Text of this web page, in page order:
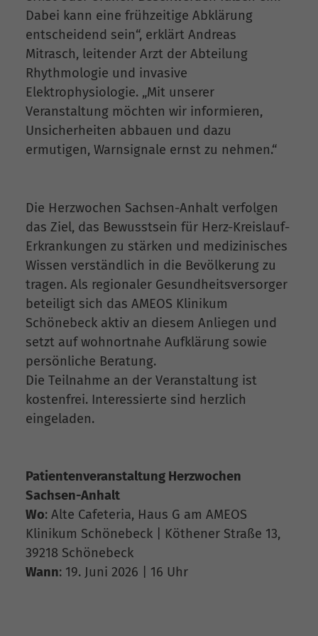
Dabei kann eine frühzeitige Abklärung
entscheidend sein“, erklärt Andreas
Mitrasch, leitender Arzt der Abteilung
Rhythmologie und invasive
Elektrophysiologie. „Mit unserer
Veranstaltung möchten wir informieren,
Unsicherheiten abbauen und dazu
ermutigen, Warnsignale ernst zu nehmen.“
Die Herzwochen Sachsen-Anhalt verfolgen
das Ziel, das Bewusstsein für Herz-Kreislauf-
Erkrankungen zu stärken und medizinisches
Wissen verständlich in die Bevölkerung zu
tragen. Als regionaler Gesundheitsversorger
beteiligt sich das AMEOS Klinikum
Schönebeck aktiv an diesem Anliegen und
setzt auf wohnortnahe Aufklärung sowie
persönliche Beratung.
Die Teilnahme an der Veranstaltung ist
kostenfrei. Interessierte sind herzlich
eingeladen.
Patientenveranstaltung Herzwochen
Sachsen-Anhalt
Wo: Alte Cafeteria, Haus G am AMEOS
Klinikum Schönebeck | Köthener Straße 13,
39218 Schönebeck
Wann: 19. Juni 2026 | 16 Uhr